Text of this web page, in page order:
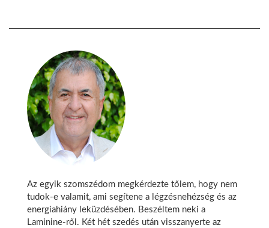
Az egyik szomszédom megkérdezte tőlem, hogy nem
tudok-e valamit, ami segítene a légzésnehézség és az
energiahiány leküzdésében. Beszéltem neki a
Laminine-ről. Két hét szedés után visszanyerte az